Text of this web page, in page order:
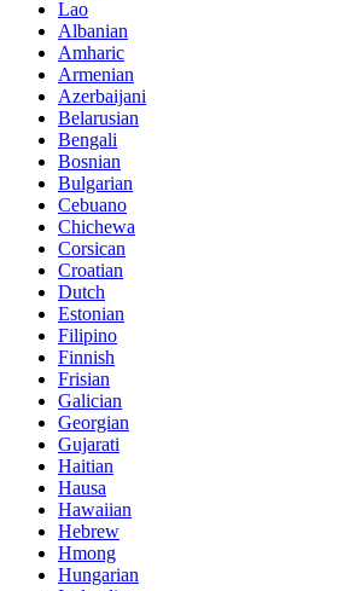
Lao
Albanian
Amharic
Armenian
Azerbaijani
Belarusian
Bengali
Bosnian
Bulgarian
Cebuano
Chichewa
Corsican
Croatian
Dutch
Estonian
Filipino
Finnish
Frisian
Galician
Georgian
Gujarati
Haitian
Hausa
Hawaiian
Hebrew
Hmong
Hungarian